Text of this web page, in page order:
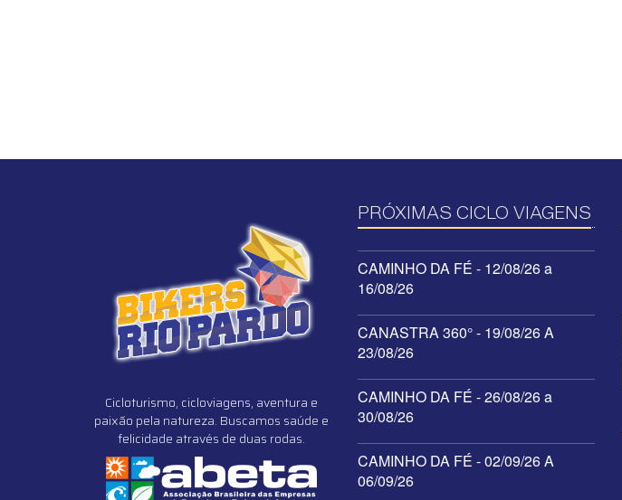
Cicloturismo, cicloviagens, aventura e
paixão pela natureza. Buscamos saúde e
felicidade através de duas rodas.
PRÓXIMAS CICLO VIAGENS
CAMINHO DA FÉ - 12/08/26 a
16/08/26
CANASTRA 360° - 19/08/26 A
23/08/26
CAMINHO DA FÉ - 26/08/26 a
30/08/26
CAMINHO DA FÉ - 02/09/26 A
06/09/26